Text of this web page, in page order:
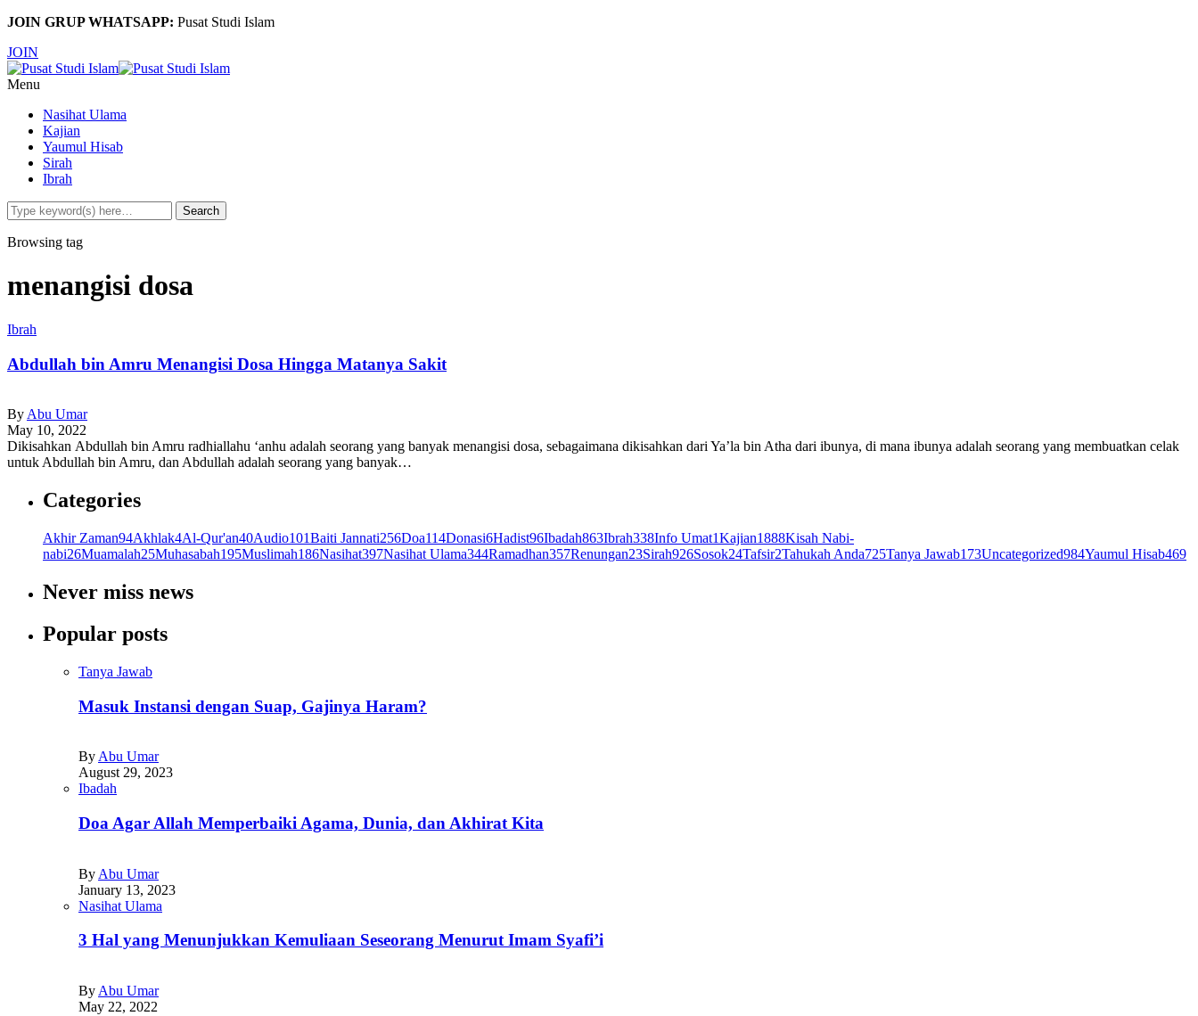
JOIN GRUP WHATSAPP: Pusat Studi Islam
JOIN
Menu
Nasihat Ulama
Kajian
Yaumul Hisab
Sirah
Ibrah
Browsing tag
menangisi dosa
Ibrah
Abdullah bin Amru Menangisi Dosa Hingga Matanya Sakit
By Abu Umar
May 10, 2022
Dikisahkan Abdullah bin Amru radhiallahu ‘anhu adalah seorang yang banyak menangisi dosa, sebagaimana dikisahkan dari Ya’la bin Atha dari ibunya, di mana ibunya adalah seorang yang membuatkan celak
untuk Abdullah bin Amru, dan Abdullah adalah seorang yang banyak…
Categories
Akhir Zaman94Akhlak4Al-Qur'an40Audio101Baiti Jannati256Doa114Donasi6Hadist96Ibadah863Ibrah338Info Umat1Kajian1888Kisah Nabi-
nabi26Muamalah25Muhasabah195Muslimah186Nasihat397Nasihat Ulama344Ramadhan357Renungan23Sirah926Sosok24Tafsir2Tahukah Anda725Tanya Jawab173Uncategorized984Yaumul Hisab469
Never miss news
Popular posts
Tanya Jawab
Masuk Instansi dengan Suap, Gajinya Haram?
By Abu Umar
August 29, 2023
Ibadah
Doa Agar Allah Memperbaiki Agama, Dunia, dan Akhirat Kita
By Abu Umar
January 13, 2023
Nasihat Ulama
3 Hal yang Menunjukkan Kemuliaan Seseorang Menurut Imam Syafi’i
By Abu Umar
May 22, 2022